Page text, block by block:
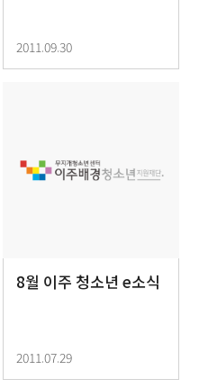
2011.09.30
8월 이주 청소년 e소식
2011.07.29